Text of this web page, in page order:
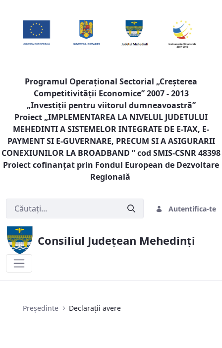
Programul Operaţional Sectorial „Creşterea
Competitivităţii Economice” 2007 - 2013
„Investiţii pentru viitorul dumneavoastră”
Proiect „IMPLEMENTAREA LA NIVELUL JUDETULUI
MEHEDINTI A SISTEMELOR INTEGRATE DE E-TAX, E-
PAYMENT SI E-GUVERNARE, PRECUM SI A ASIGURARII
CONEXIUNILOR LA BROADBAND ” cod SMIS-CSNR 48398
Proiect cofinanţat prin Fondul European de Dezvoltare
Regională
Autentifica-te
Consiliul Județean Mehedinți
Președinte Declarații avere